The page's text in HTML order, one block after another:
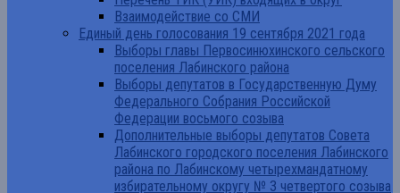
Взаимодействие со СМИ
Единый день голосования 19 сентября 2021 года
Выборы главы Первосинюхинского сельского
поселения Лабинского района
Выборы депутатов в Государственную Думу
Федерального Собрания Российской
Федерации восьмого созыва
Дополнительные выборы депутатов Совета
Лабинского городского поселения Лабинского
района по Лабинскому четырехмандатному
избирательному округу № 3 четвертого созыва